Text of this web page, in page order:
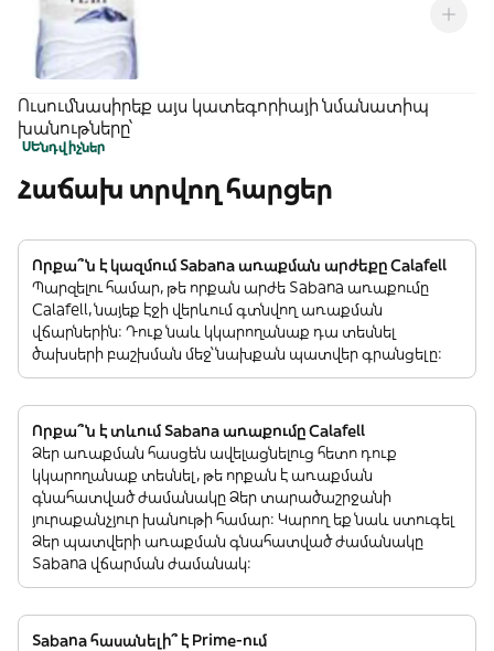
Ուսումնասիրեք այս կատեգորիայի նմանատիպ
խանութները՝
ՍԵնդվիչներ
Հաճախ տրվող հարցեր
Որքա՞ն է կազմում Sabana առաքման արժեքը Calafell
Պարզելու համար, թե որքան արժե Sabana առաքումը
Calafell, նայեք էջի վերևում գտնվող առաքման
վճարներին: Դուք նաև կկարողանաք դա տեսնել
ծախսերի բաշխման մեջ՝ նախքան պատվեր գրանցելը:
Որքա՞ն է տևում Sabana առաքումը Calafell
Ձեր առաքման հասցեն ավելացնելուց հետո դուք
կկարողանաք տեսնել, թե որքան է առաքման
գնահատված ժամանակը Ձեր տարածաշրջանի
յուրաքանչյուր խանութի համար: Կարող եք նաև ստուգել
Ձեր պատվերի առաքման գնահատված ժամանակը
Sabana վճարման ժամանակ:
Sabana հասանելի՞ է Prime-ում